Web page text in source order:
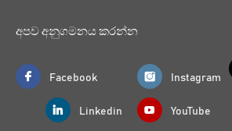
අපව අනුගමනය කරන්න
Facebook Instagram
Linkedin YouTube